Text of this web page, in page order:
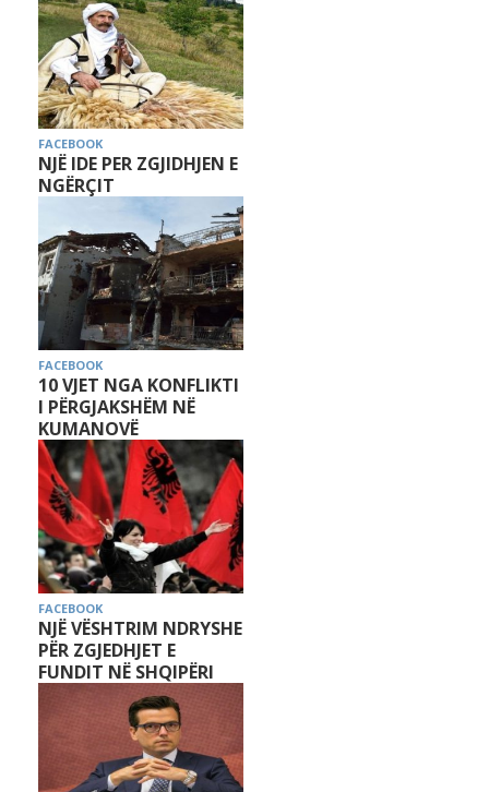
FACEBOOK
NJË IDE PER ZGJIDHJEN E
NGËRÇIT
FACEBOOK
10 VJET NGA KONFLIKTI
I PËRGJAKSHËM NË
KUMANOVË
FACEBOOK
NJË VËSHTRIM NDRYSHE
PËR ZGJEDHJET E
FUNDIT NË SHQIPËRI